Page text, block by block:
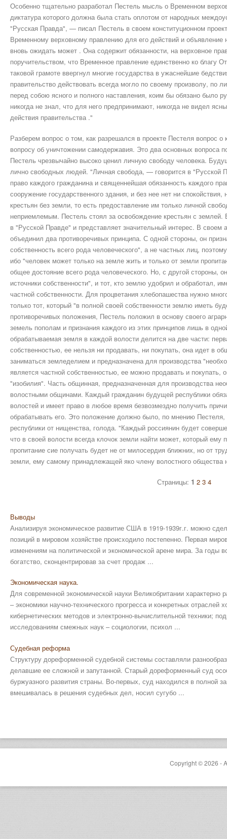
Особенно тщательно разработал Пестель мысль о Временном
диктатура которого должна была стать оплотом от народных
"Русская Правда", — писал Пестель в своем конституционном
Временному верховному правлению для его действий и объявление
вновь ожидать может . Она содержит обязанности, на верховное
поручительством, что Временное правление единственно ко благу
таковой грамоте ввергнул многие государства в ужаснейшие
правительство действовать всегда могло по своему произволу,
перед собою ясного и полного наставления, коим бы обязано было
никогда не знал, что для него предпринимают, никогда не видел
действия правительства ."
Разберем вопрос о том, как разрешался в проекте Пестеля вопрос
вопросу об уничтожении самодержавия. Это два основных вопроса
Пестель чрезвычайно высоко ценил личную свободу человека.
лично свободных людей. "Личная свобода, — говорится в "Русской
право каждого гражданина и священнейшая обязанность каждого
сооружение государственного здания, и без нее нет ни
крестьян без земли, то есть предоставление им только личной
неприемлемым. Пестель стоял за освобождение крестьян с землей.
в "Русской Правде" и представляет значительный интерес. В своем
объединил два противоречивых принципа. С одной стороны, он
собственность всего рода человеческого", а не частных лиц,
ибо "человек может только на земле жить и только от земли
общее достояние всего рода человеческого. Но, с другой стороны,
источники собственности", и тот, кто землю удобрил и обработал,
частной собственности. Для процветания хлебопашества нужно
только тот, который "в полной своей собственности землю иметь
противоречивых положения, Пестель положил в основу своего
земель пополам и признания каждого из этих принципов лишь в
обрабатываемая земля в каждой волости делится на две части:
собственностью, ее нельзя ни продавать, ни покупать, она идет в
заниматься земледелием и предназначена для производства
является частной собственностью, ее можно продавать и покупать,
"изобилия". Часть общинная, предназначенная для производства
волостными общинами. Каждый гражданин будущей республики
волостей и имеет право в любое время безвозмездно получить
обрабатывать его. Это положение должно было, по мнению Пестеля,
республики от нищенства, голода. "Каждый россиянин будет
что в своей волости всегда клочок земли найти может, который ему
пропитание сие получать будет не от милосердия ближних, но от
земли, ему самому принадлежащей яко члену волостного общества
Страницы: 1 2 3 4
Выводы
Анализируя экономическое развитие США в 1919-1939г.г. можно
позиций в мировом хозяйстве происходило постепенно. Первая
изменениям на политической и экономической арене мира. За
богатство, сконцентрировав за счет продаж ...
Экономическая наука.
Для современной экономической науки Великобритании характерно
– экономики научно-технического прогресса и конкретных отраслей
кибернетических методов и электронно-вычислительной техники;
исследованиям смежных наук – социологии, психол ...
Судебная реформа
Структуру дореформенной судебной системы составляли
делавшие ее сложной и запутанной. Старый дореформенный суд
буржуазного развития страны. Во-первых, суд находился в полной
вмешивалась в решения судебных дел, носил сугубо ...
Copyright © 2026 -